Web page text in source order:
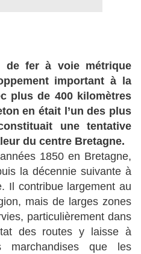
de fer à voie métrique
important à la
plus de 400 kilomètres
en était l’un des plus
une tentative
du centre Bretagne.
1850 en Bretagne,
la décennie suivante à
Il contribue largement au
mais de larges zones
particulièrement dans
des routes y laisse à
que les